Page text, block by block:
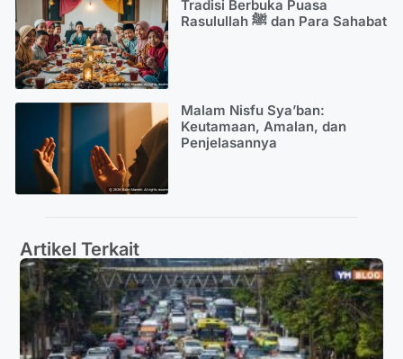
Tradisi Berbuka Puasa
Rasulullah ﷺ dan Para Sahabat
Malam Nisfu Sya’ban:
Keutamaan, Amalan, dan
Penjelasannya
Artikel Terkait